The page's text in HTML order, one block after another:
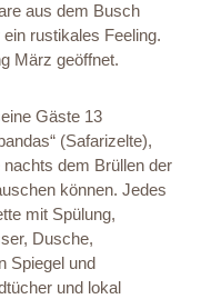
aus dem Busch
rustikales Feeling.
März geöffnet.
Gäste 13
(Safarizelte),
dem Brüllen der
können. Jedes
mit Spülung,
Dusche,
Spiegel und
und lokal